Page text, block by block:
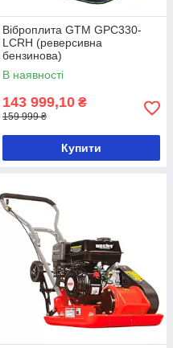
Віброплита GTM GPC330-
LCRH (реверсивна
бензинова)
В наявності
143 999,10 ₴
159 999 ₴
Купити